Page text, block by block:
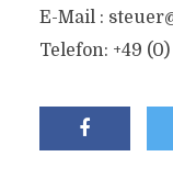
E-Mail :
Telefon: +49